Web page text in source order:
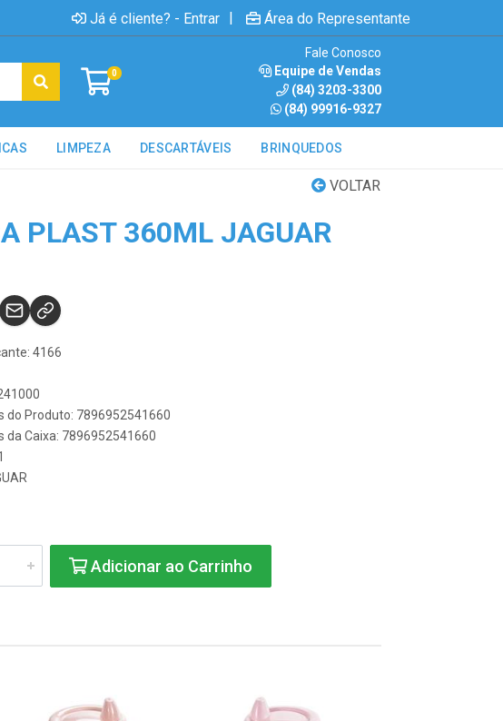
Já é cliente? - Entrar | Área do Representante
0
Fale Conosco
Equipe de Vendas
(84) 3203-3300
(84) 99916-9327
LIMPEZA DESCARTÁVEIS BRINQUEDOS
VOLTAR
PLAST 360ML JAGUAR
4166
do Produto: 7896952541660
da Caixa: 7896952541660
Adicionar ao Carrinho